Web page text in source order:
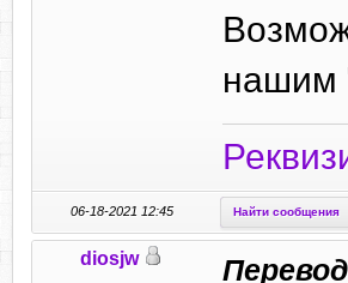
нашим
06-18-2021 12:45 Найти сообщения
diosjw